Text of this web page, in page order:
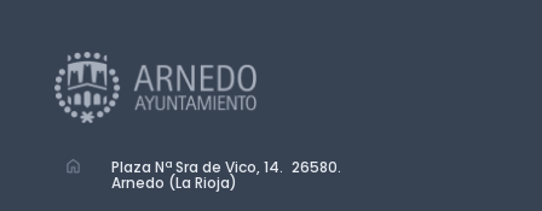
Plaza Nª Sra de Vico, 14. 26580.
Arnedo (La Rioja)